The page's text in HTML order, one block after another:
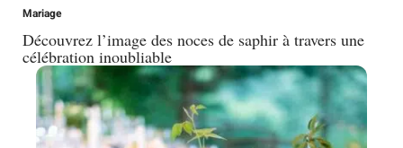
Mariage
Découvrez l’image des noces de saphir à travers une
célébration inoubliable